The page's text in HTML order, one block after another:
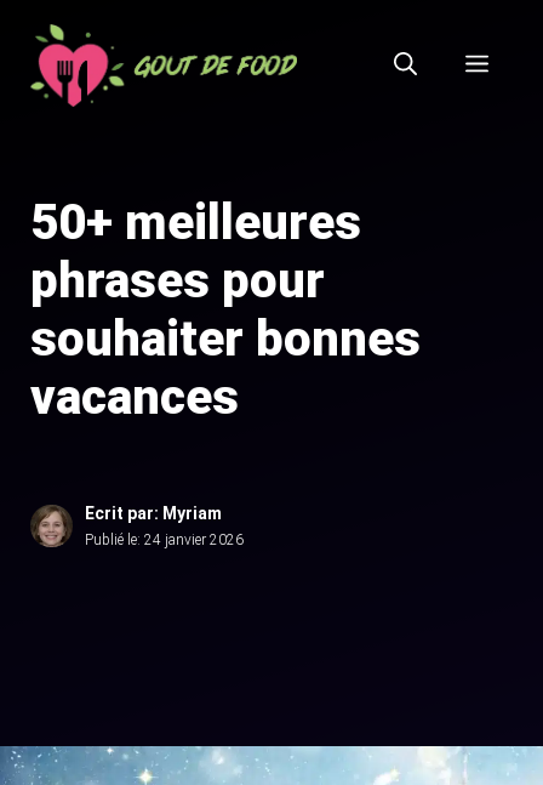
contenu
50+ meilleures
phrases pour
souhaiter bonnes
vacances
Ecrit par: Myriam
Publié le: 24 janvier 2026